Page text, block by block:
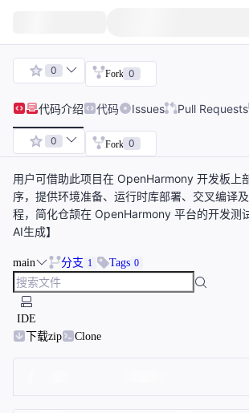
0 Fork 0
代码介绍 代码 Issues Pull Requests
0 Fork 0
用户可借助此项目在 OpenHarmony 开发板上
序，提供环境准备、运行时库部署、交叉编译
程，简化仓颉在 OpenHarmony 平台的开发测
AI生成】
main 分支 1 Tags 0
IDE
下载zip
Clone